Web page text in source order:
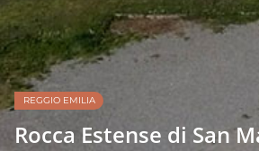
REGGIO EMILIA
Rocca Estense di San